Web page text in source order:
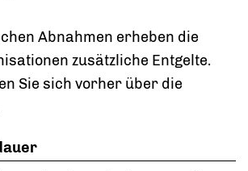
Abnahmen erheben die
zusätzliche Entgelte.
Sie sich vorher über die